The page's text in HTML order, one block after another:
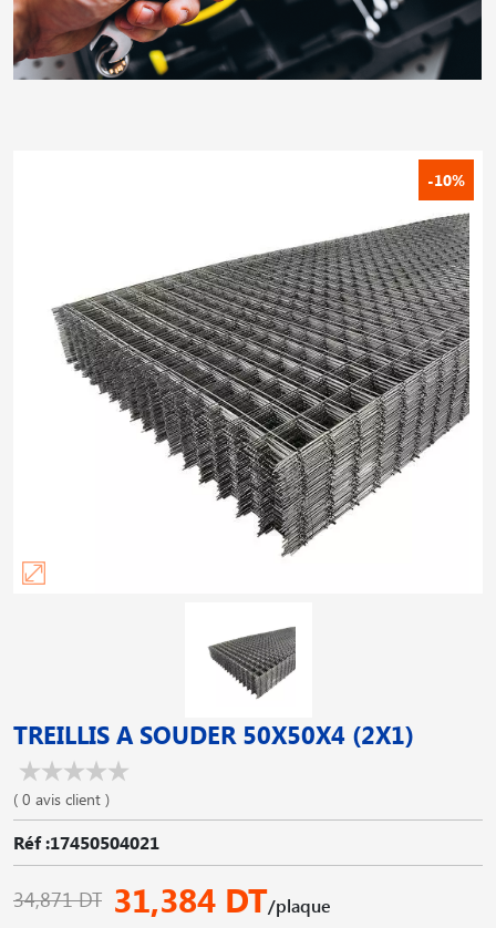
-10%
TREILLIS A SOUDER 50X50X4 (2X1)
( 0 avis client )
Réf :17450504021
34,871 DT 31,384 DT/plaque